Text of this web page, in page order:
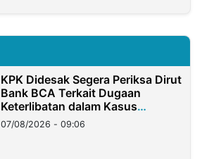
KPK Didesak Segera Periksa Dirut
Bank BCA Terkait Dugaan
Keterlibatan dalam Kasus
Hilangnya Dana Nasabah Rp2,58
Miliar
07/08/2026 - 09:06